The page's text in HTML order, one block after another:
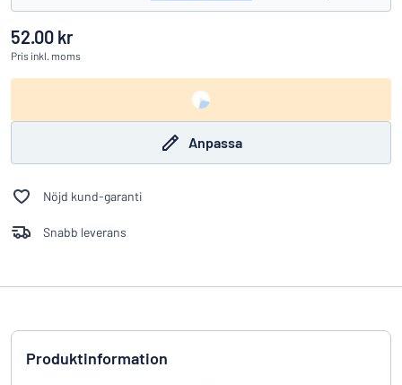
52.00 kr
Pris inkl. moms
Anpassa
Nöjd kund-garanti
Snabb leverans
Produktinformation